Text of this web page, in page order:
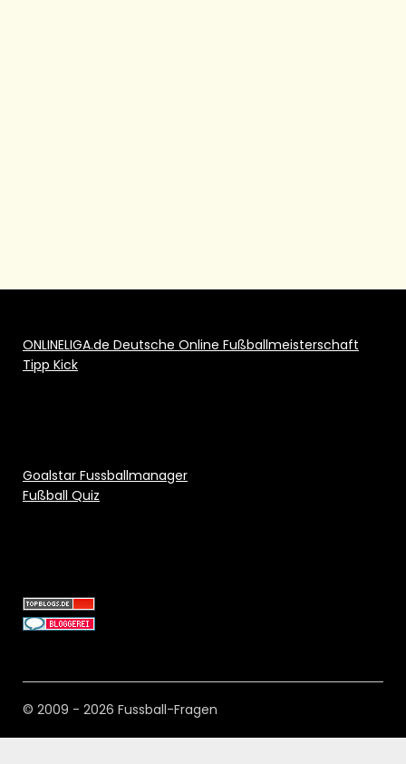
ONLINELIGA.de Deutsche Online Fußballmeisterschaft
Tipp Kick
Goalstar Fussballmanager
Fußball Quiz
© 2009 - 2026 Fussball-Fragen